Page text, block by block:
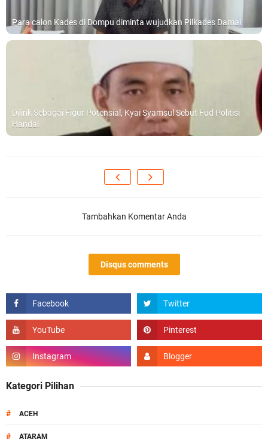
Para calon Kades di Dompu diminta wujudkan Pilkades Damai
Dilirik Sebagai Figur Potensial, Kyai Syamsul Sebut Fud Politisi
Handal
Tambahkan Komentar Anda
Disqus comments
Kategori Pilihan
# ACEH
# ATARAM